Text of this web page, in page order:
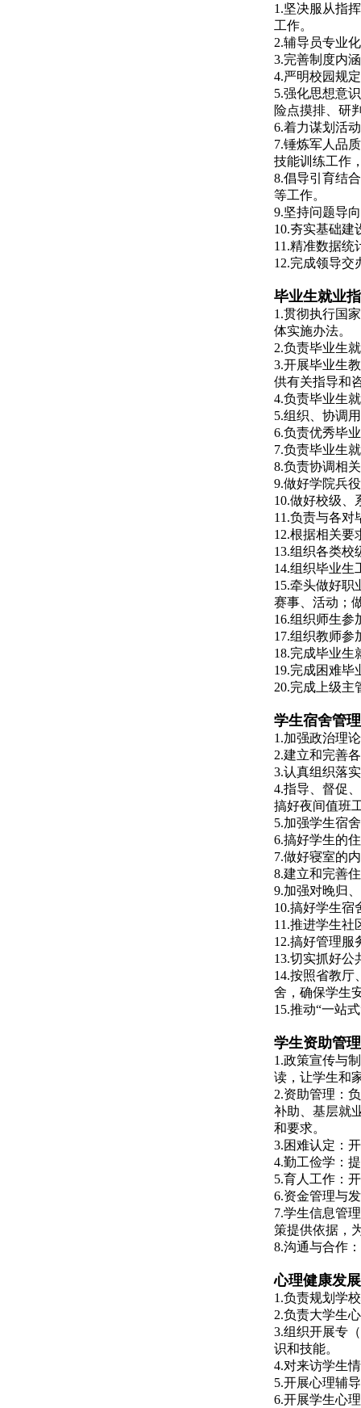
1.坚决服从指
工作。
2.辅导员专业
3.完善制度内
4.严明校园规
5.强化思想意
险点摸排、研
6.着力谋划活
7.锤炼军人品
技能训练工作
8.倡导引育结
等工作。
9.坚持问题导
10.夯实基础建
11.精准数据统
12.完成领导交
毕业生就业
1.贯彻执行国
体实施办法。
2.负责毕业生
3.开展毕业生
供有关指导和
4.负责毕业生
5.组织、协调
6.负责优秀毕
7.负责毕业生
8.负责协调相
9.做好学院兵
10.做好校级、
11.负责与各对
12.根据相关要
13.组织各类校
14.组织毕业生
15.牵头做好职
赛事、活动；
16.组织师生参
17.组织教师参
18.完成毕业生
19.完成困难毕
20.完成上级主
学生宿舍管
1.加强政治理
2.建立和完善
3.认真组织落
4.指导、督促
搞好夜间值班
5.加强学生宿
6.搞好学生的
7.做好寝室的
8.建立和完善
9.加强对晚归
10.搞好学生宿
11.推进学生社
12.搞好管理服
13.切实抓好公
14.按照省教厅
舍，确保学生
15.推动“一站
学生资助管
1.政策宣传与
读，让学生和
2.资助管理：
补助、基层就
和要求。
3.困难认定：
4.勤工俭学：
5.育人工作：
6.资金管理与
7.学生信息管
策提供依据，
8.沟通与合作
心理健康发
1.负责规划学
2.负责大学生
3.组织开展专
识和技能。
4.对来访学生
5.开展心理辅
6.开展学生心